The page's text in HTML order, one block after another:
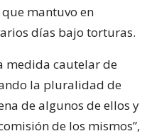
mantuvo en
días bajo torturas.
medida cautelar de
la pluralidad de
de algunos de ellos y
de los mismos”,